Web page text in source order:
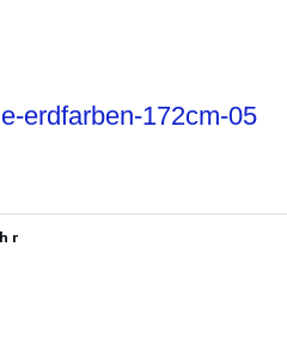
erdfarben-172cm-05